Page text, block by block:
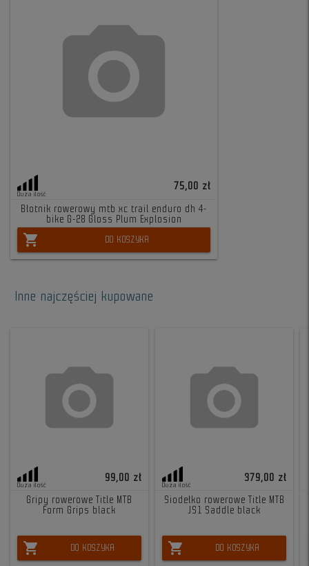
Duża ilość
75,00 zł
Błotnik rowerowy mtb xc trail enduro dh 4-
bike G-28 Gloss Plum Explosion
shopping_cart DO KOSZYKA
Inne najczęściej kupowane
Duża ilość
99,00 zł
Gripy rowerowe Title MTB
Form Grips black
shopping_cart DO KOSZYKA
Duża ilość
379,00 zł
Siodełko rowerowe Title MTB
JS1 Saddle black
shopping_cart DO KOSZYKA